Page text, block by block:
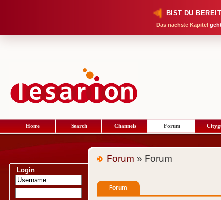
BIST DU
Das nächste Kapitel
Home Search Channels Forum
Login
Forum » Forum
Forum